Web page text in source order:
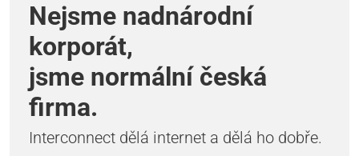
Nejsme nadnárodní
korporát,
jsme normální česká
firma.
Interconnect dělá internet a dělá ho dobře.